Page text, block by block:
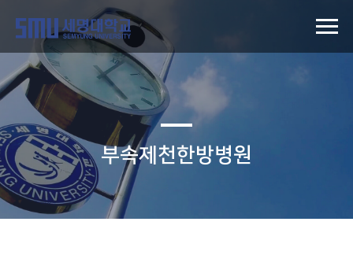
부속제천한방병원